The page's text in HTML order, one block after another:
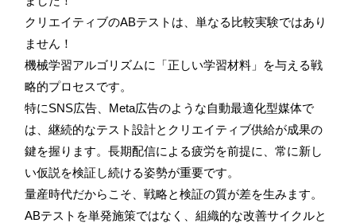
クリエイティブのABテストは、単なる比較実験ではあり
ません！
機械学習アルゴリズムに「正しい学習材料」を与える戦
略的プロセスです。
特にSNS広告、Meta広告のような自動最適化型媒体で
は、継続的なテスト設計とクリエイティブ供給が成果の
鍵を握ります。長期配信による疲労を前提に、常に新し
い仮説を検証し続ける姿勢が重要です。
量産時代だからこそ、戦略と検証の質が差を生みます。
ABテストを単発施策ではなく、組織的な改善サイクルと